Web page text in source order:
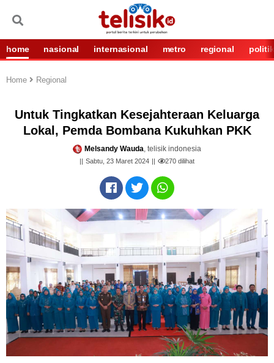
home nasional internasional metro regional politik
Home Regional
Untuk Tingkatkan Kesejahteraan Keluarga
Lokal, Pemda Bombana Kukuhkan PKK
Melsandy Wauda, telisik indonesia
Sabtu, 23 Maret 2024 270 dilihat